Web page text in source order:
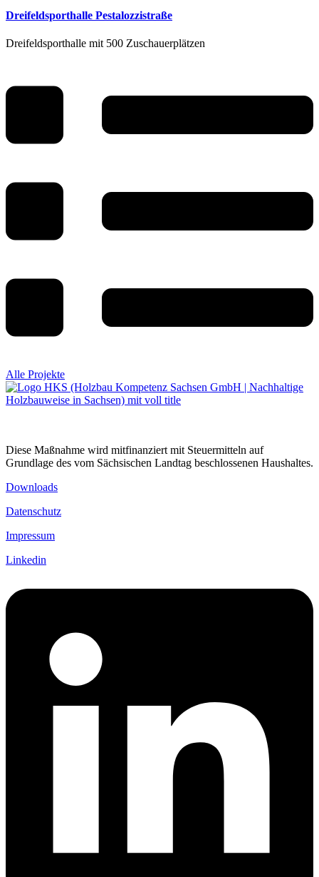
Dreifeldsporthalle Pestalozzistraße
Dreifeldsporthalle mit 500 Zuschauerplätzen
Alle Projekte
Diese Maßnahme wird mitfinanziert mit Steuermitteln auf
Grundlage des vom Sächsischen Landtag beschlossenen Haushaltes.
Downloads
Datenschutz
Impressum
Linkedin